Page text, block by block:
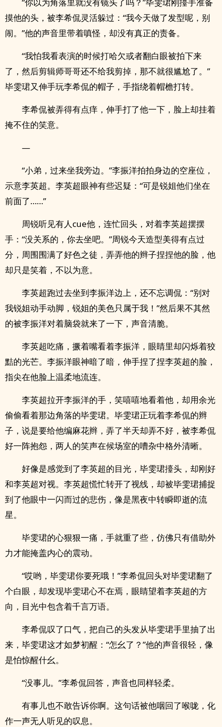
摸他的头，被李希侃灵活躲过：“我今天做了发型呢，别
闹。”他的声音里带着嗔怪，却没有真正的责备。
“我怕我看表演的时候打哈欠或者翻白眼被拍下来
了，然后剪辑师哥哥还不给我剪掉，那不就很尴尬了。”
毕雯珺又伸手玩李希侃的帽子，手指绕着帽檐打转。
李希侃被弄得有点痒，伸手打了他一下，脸上却挂着
掩不住的笑意。
—
“小弟，过来坐我旁边。”李振洋拍拍身边的空座位，
示意李英超。李英超眼神有些迟疑：“可是锐姐他们坐在
前面了……”
周锐听见有人cue他，连忙回头，对着李英超摆摆
手：“没关系的，你去坐吧。”周锐今天造型美得有点过
分，周围围满了好色之徒，弄弄他的辫子捏捏他的脸，他
却只是笑着，不以为意。
李英超跑过去坐到李振洋边上，还不忘调侃：“别对
我锐姐动手动脚，锐姐的美色只属于我！”然后果不其然
的被李振洋对着脑袋就来了一下，声音清脆。
李英超吃痛，撅着嘴看着李振洋，眼睛里却闪烁着狡
黠的光芒。李振洋眼神暗了暗，伸手捏了捏李英超的脸，
指尖在他脸上温柔地流连。
李英超拉开李振洋的手，笑嘻嘻地看着他，却用余光
偷偷看着那边角落的毕雯珺。毕雯珺正玩着李希侃的辫
子，说是要给他编麻花辫，弄了半天却弄不好，被李希侃
好一阵抱怨，两人的笑声在候场室的嘈杂中格外清晰。
好像是感觉到了李英超的目光，毕雯珺擡头，却刚好
和李英超对视。李英超慌忙转开了视线，却被毕雯珺捕捉
到了他眼中一闪而过的悲伤，像是黑夜中转瞬即逝的流
星。
毕雯珺的心狠狠一痛，手就重了些，仿佛只有借助外
力才能掩盖内心的震动。
“哎哟，毕雯珺你要死哦！”李希侃回头对毕雯珺翻了
个白眼，却发现毕雯珺心不在焉，眼睛望着李英超的方
向，目光中包含着千言万语。
李希侃叹了口气，把自己的头发从毕雯珺手里抽了出
来，毕雯珺这才如梦初醒：“怎幺了？”他的声音很轻，像
是怕惊醒什幺。
“没事儿。”李希侃回答，声音也同样轻柔。
有事儿也不敢告诉你啊。这句话被他咽回了喉咙，化
作一声无人听见的叹息。